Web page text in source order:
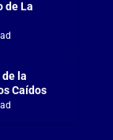
de La
la
Caídos